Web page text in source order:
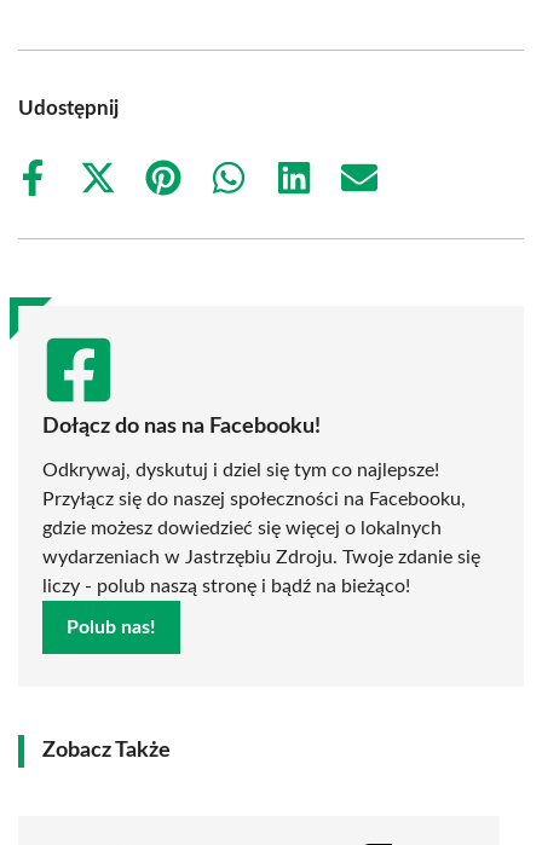
Udostępnij
Share
Share
(Twitter)
Share
Share
Share
Share
Dołącz do nas na Facebooku!
Odkrywaj, dyskutuj i dziel się tym co najlepsze!
Przyłącz się do naszej społeczności na Facebooku,
gdzie możesz dowiedzieć się więcej o lokalnych
wydarzeniach w Jastrzębiu Zdroju. Twoje zdanie się
liczy - polub naszą stronę i bądź na bieżąco!
Polub nas!
Zobacz Także